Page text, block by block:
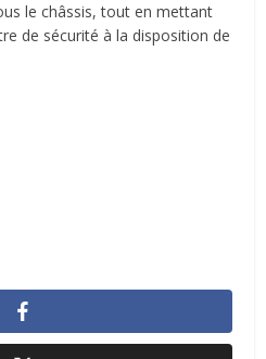
le châssis, tout en mettant
de sécurité à la disposition de